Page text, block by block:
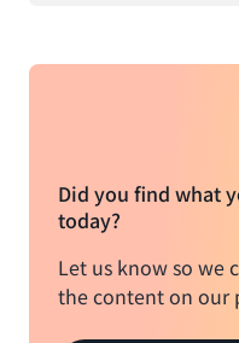
Did you find what
today?
Let us know so we
the content on our